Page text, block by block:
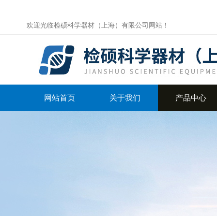
欢迎光临检硕科学器材（上海）有限公司网站！
网站首页 关于我们 产品中心